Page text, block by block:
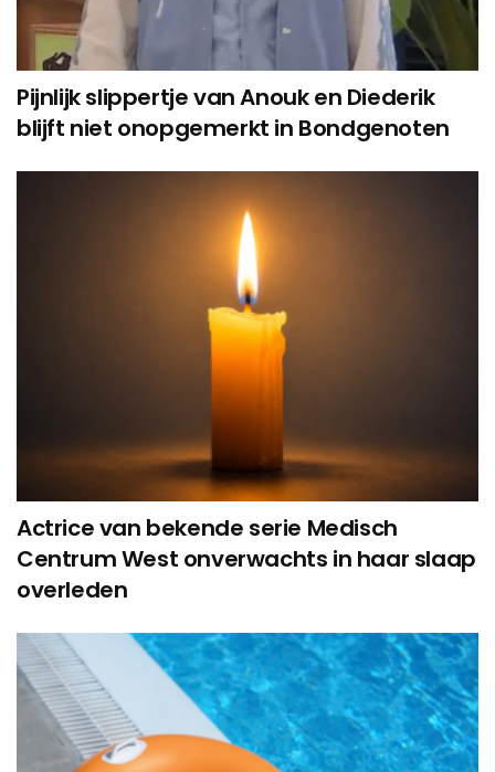
Pijnlijk slippertje van Anouk en Diederik
blijft niet onopgemerkt in Bondgenoten
Actrice van bekende serie Medisch
Centrum West onverwachts in haar slaap
overleden